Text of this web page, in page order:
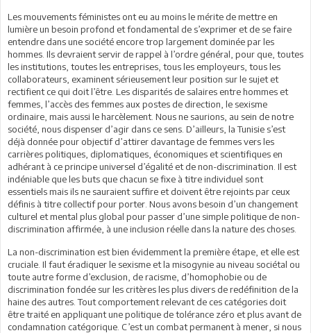
Les mouvements féministes ont eu au moins le mérite de mettre en
lumière un besoin profond et fondamental de s’exprimer et de se faire
entendre dans une société encore trop largement dominée par les
hommes. Ils devraient servir de rappel à l’ordre général, pour que, toutes
les institutions, toutes les entreprises, tous les employeurs, tous les
collaborateurs, examinent sérieusement leur position sur le sujet et
rectifient ce qui doit l’être. Les disparités de salaires entre hommes et
femmes, l’accès des femmes aux postes de direction, le sexisme
ordinaire, mais aussi le harcèlement. Nous ne saurions, au sein de notre
société, nous dispenser d’agir dans ce sens. D’ailleurs, la Tunisie s’est
déjà donnée pour objectif d’attirer davantage de femmes vers les
carrières politiques, diplomatiques, économiques et scientifiques en
adhérant à ce principe universel d’égalité et de non-discrimination. Il est
indéniable que les buts que chacun se fixe à titre individuel sont
essentiels mais ils ne sauraient suffire et doivent être rejoints par ceux
définis à titre collectif pour porter. Nous avons besoin d’un changement
culturel et mental plus global pour passer d’une simple politique de non-
discrimination affirmée, à une inclusion réelle dans la nature des choses.
La non-discrimination est bien évidemment la première étape, et elle est
cruciale. Il faut éradiquer le sexisme et la misogynie au niveau sociétal ou
toute autre forme d’exclusion, de racisme, d’homophobie ou de
discrimination fondée sur les critères les plus divers de redéfinition de la
haine des autres. Tout comportement relevant de ces catégories doit
être traité en appliquant une politique de tolérance zéro et plus avant de
condamnation catégorique. C’est un combat permanent à mener, si nous